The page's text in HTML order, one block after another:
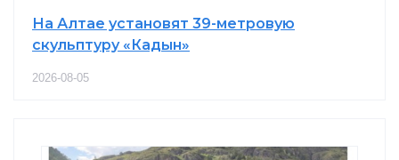
На Алтае установят 39-метровую
скульптуру «Кадын»
2026-08-05